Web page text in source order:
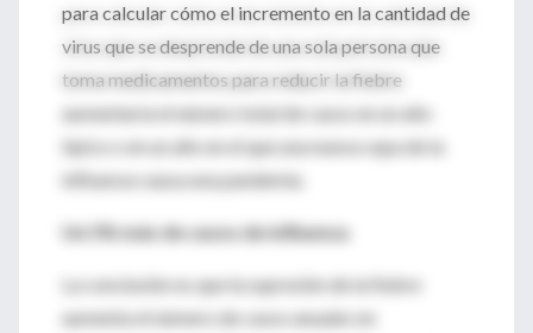
para calcular cómo el incremento en la cantidad de
virus que se desprende de una sola persona que
toma medicamentos para reducir la fiebre
aumentaría el número total de casos en un año
típico o en un año en el que una nueva cepa de la
influenza causa una pandemia.
Un 5% más de casos de influenza
La conclusión es que la supresión de la fiebre
aumenta el número de casos anuales en